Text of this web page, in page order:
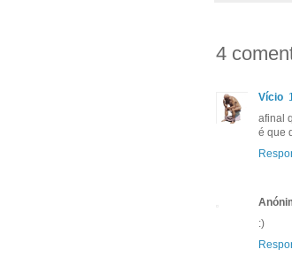
4
Vício
afinal
é que
:)